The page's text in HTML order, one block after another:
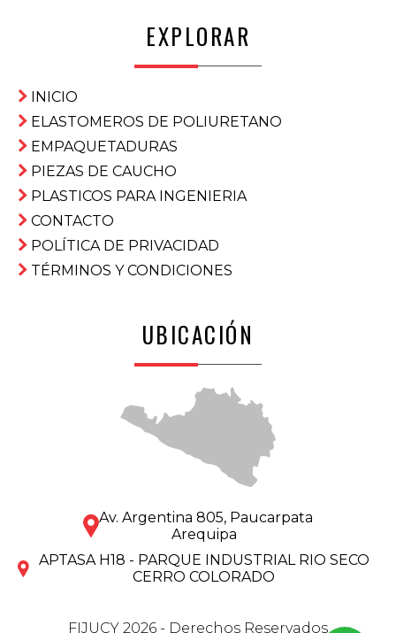
EXPLORAR
INICIO
ELASTOMEROS DE POLIURETANO
EMPAQUETADURAS
PIEZAS DE CAUCHO
PLASTICOS PARA INGENIERIA
CONTACTO
POLÍTICA DE PRIVACIDAD
TÉRMINOS Y CONDICIONES
UBICACIÓN
Av. Argentina 805, Paucarpata
Arequipa
APTASA H18 - PARQUE INDUSTRIAL RIO SECO
CERRO COLORADO
FIJUCY 2026 - Derechos Reservados